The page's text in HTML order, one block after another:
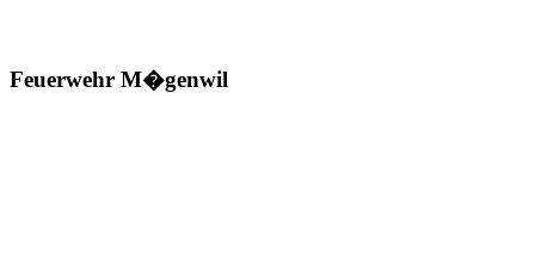
Feuerwehr M�genwil